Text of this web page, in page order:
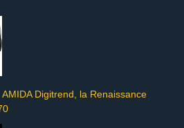
AMIDA Digitrend, la Renaissance